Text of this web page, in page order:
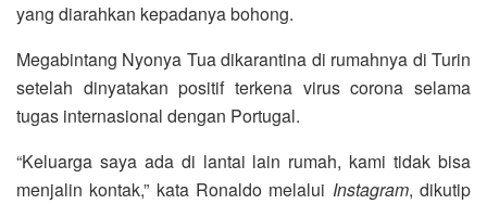
yang diarahkan kepadanya bohong.
Megabintang Nyonya Tua dikarantina di rumahnya di Turin
setelah dinyatakan positif terkena virus corona selama
tugas internasional dengan Portugal.
“Keluarga saya ada di lantai lain rumah, kami tidak bisa
menjalin kontak,” kata Ronaldo melalui Instagram, dikutip